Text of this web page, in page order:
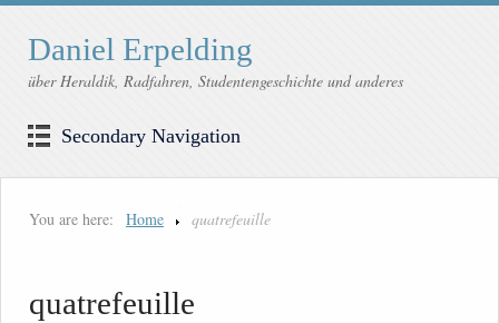
Daniel Erpelding
über Heraldik, Radfahren, Studentengeschichte und anderes
Secondary Navigation
You are here: Home quatrefeuille
quatrefeuille